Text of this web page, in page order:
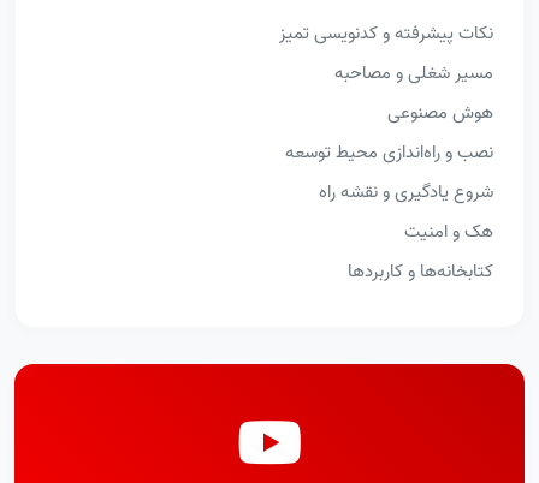
نکات پیشرفته و کدنویسی تمیز
مسیر شغلی و مصاحبه
هوش مصنوعی
نصب و راه‌اندازی محیط توسعه
شروع یادگیری و نقشه راه
هک و امنیت
کتابخانه‌ها و کاربردها